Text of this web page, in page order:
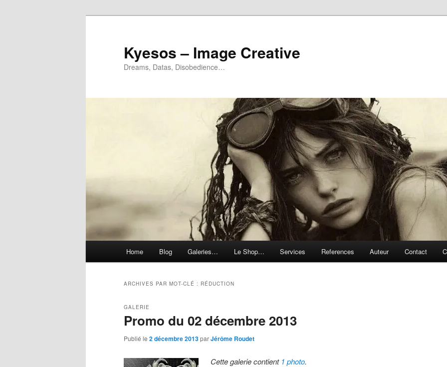
Kyesos – Image Creative
Dreams, Datas, Disobedience…
Home Blog Galeries… Le Shop… Services References Auteur Contact
ARCHIVES PAR MOT-CLÉ : RÉDUCTION
Promo du 02 décembre 2013
GALERIE
Publié le 2 décembre 2013parJérôme Roudet
Cette galerie contient 1 photo.